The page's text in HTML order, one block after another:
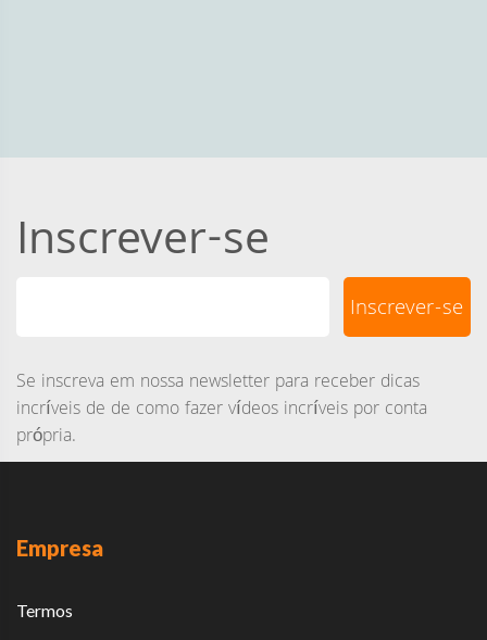
Inscrever-se
Se inscreva em nossa newsletter para receber dicas
incríveis de de como fazer vídeos incríveis por conta
própria.
Empresa
Termos